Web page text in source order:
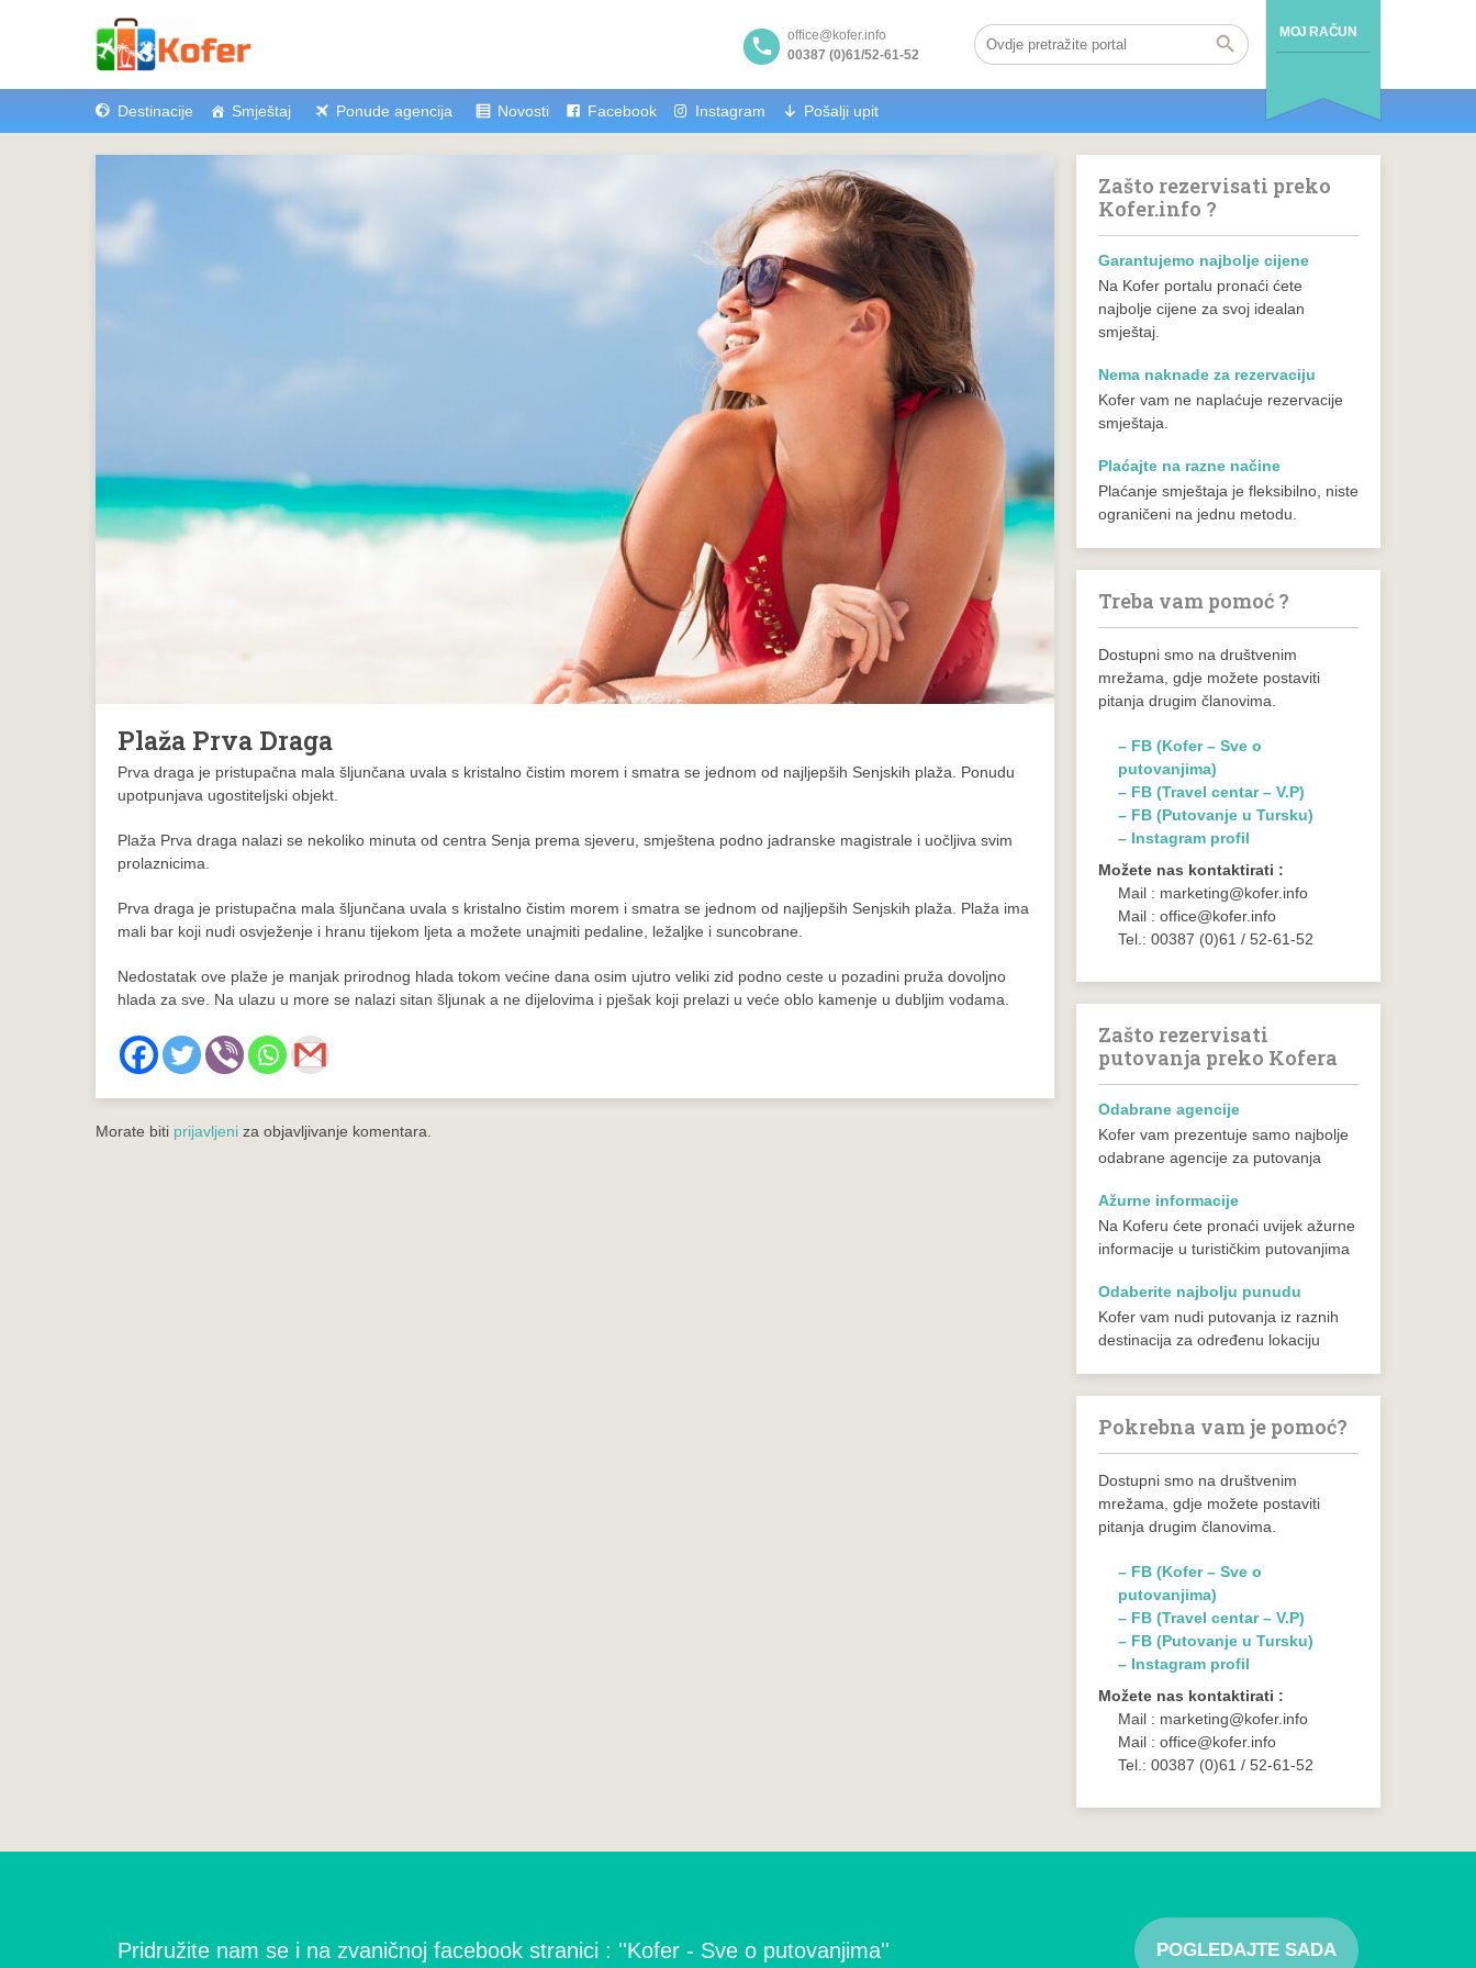
MOJ RAČUN
office@kofer.info
00387 (0)61/52-61-52
Destinacije Smještaj Ponude agencija Novosti Facebook Instagram Pošalji upit
Plaža Prva Draga
Prva draga je pristupačna mala šljunčana uvala s kristalno čistim morem i smatra se jednom od najljepših Senjskih plaža. Ponudu
upotpunjava ugostiteljski objekt.
Plaža Prva draga nalazi se nekoliko minuta od centra Senja prema sjeveru, smještena podno jadranske magistrale i uočljiva svim
prolaznicima.
Prva draga je pristupačna mala šljunčana uvala s kristalno čistim morem i smatra se jednom od najljepših Senjskih plaža. Plaža ima
mali bar koji nudi osvježenje i hranu tijekom ljeta a možete unajmiti pedaline, ležaljke i suncobrane.
Nedostatak ove plaže je manjak prirodnog hlada tokom većine dana osim ujutro veliki zid podno ceste u pozadini pruža dovoljno
hlada za sve. Na ulazu u more se nalazi sitan šljunak a ne dijelovima i pješak koji prelazi u veće oblo kamenje u dubljim vodama.
Morate biti prijavljeni za objavljivanje komentara.
Zašto rezervisati preko
Kofer.info ?
Garantujemo najbolje cijene
Na Kofer portalu pronaći ćete
najbolje cijene za svoj idealan
smještaj.
Nema naknade za rezervaciju
Kofer vam ne naplaćuje rezervacije
smještaja.
Plaćajte na razne načine
Plaćanje smještaja je fleksibilno, niste
ograničeni na jednu metodu.
Treba vam pomoć ?
Dostupni smo na društvenim
mrežama, gdje možete postaviti
pitanja drugim članovima.
– FB (Kofer – Sve o
putovanjima)
– FB (Travel centar – V.P)
– FB (Putovanje u Tursku)
– Instagram profil
Možete nas kontaktirati :
Mail : marketing@kofer.info
Mail : office@kofer.info
Tel.: 00387 (0)61 / 52-61-52
Zašto rezervisati
putovanja preko Kofera
Odabrane agencije
Kofer vam prezentuje samo najbolje
odabrane agencije za putovanja
Ažurne informacije
Na Koferu ćete pronaći uvijek ažurne
informacije u turističkim putovanjima
Odaberite najbolju punudu
Kofer vam nudi putovanja iz raznih
destinacija za određenu lokaciju
Pokrebna vam je pomoć?
Dostupni smo na društvenim
mrežama, gdje možete postaviti
pitanja drugim članovima.
– FB (Kofer – Sve o
putovanjima)
– FB (Travel centar – V.P)
– FB (Putovanje u Tursku)
– Instagram profil
Možete nas kontaktirati :
Mail : marketing@kofer.info
Mail : office@kofer.info
Tel.: 00387 (0)61 / 52-61-52
Pridružite nam se i na zvaničnoj facebook stranici : ''Kofer - Sve o putovanjima'' POGLEDAJTE SADA